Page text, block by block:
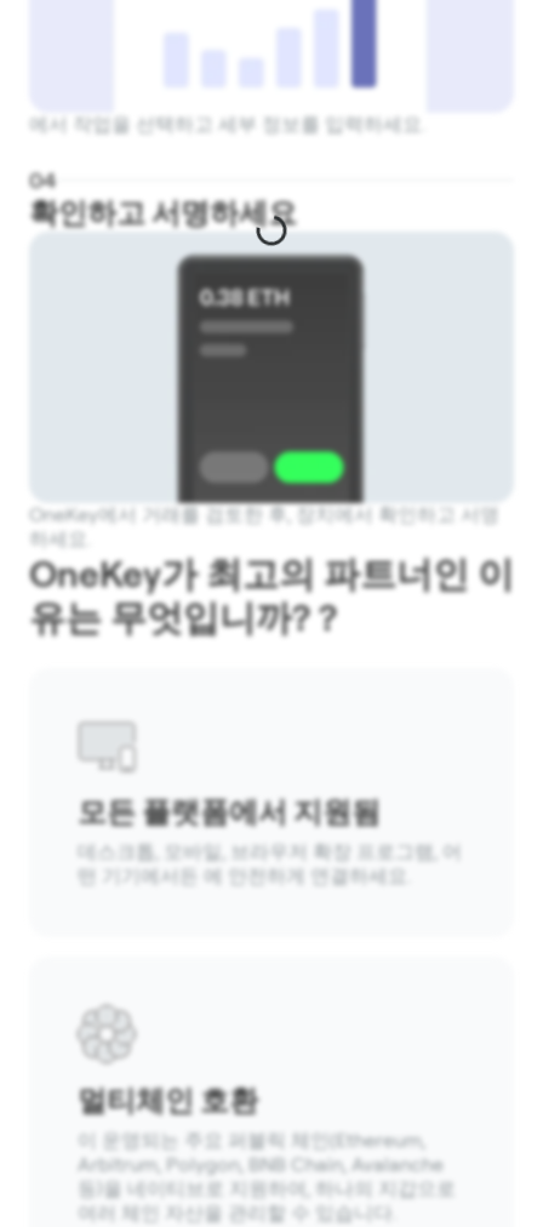
에서 작업을 선택하고 세부 정보를 입력하세요.
04
확인하고 서명하세요
OneKey에서 거래를 검토한 후, 장치에서 확인하고 서명
하세요.
OneKey가 최고의 파트너인 이
유는 무엇입니까? ?
모든 플랫폼에서 지원됨
데스크톱, 모바일, 브라우저 확장 프로그램, 어
떤 기기에서든 에 안전하게 연결하세요.
멀티체인 호환
이 운영되는 주요 퍼블릭 체인(Ethereum,
Arbitrum, Polygon, BNB Chain, Avalanche
등)을 네이티브로 지원하여, 하나의 지갑으로
여러 체인 자산을 관리할 수 있습니다.